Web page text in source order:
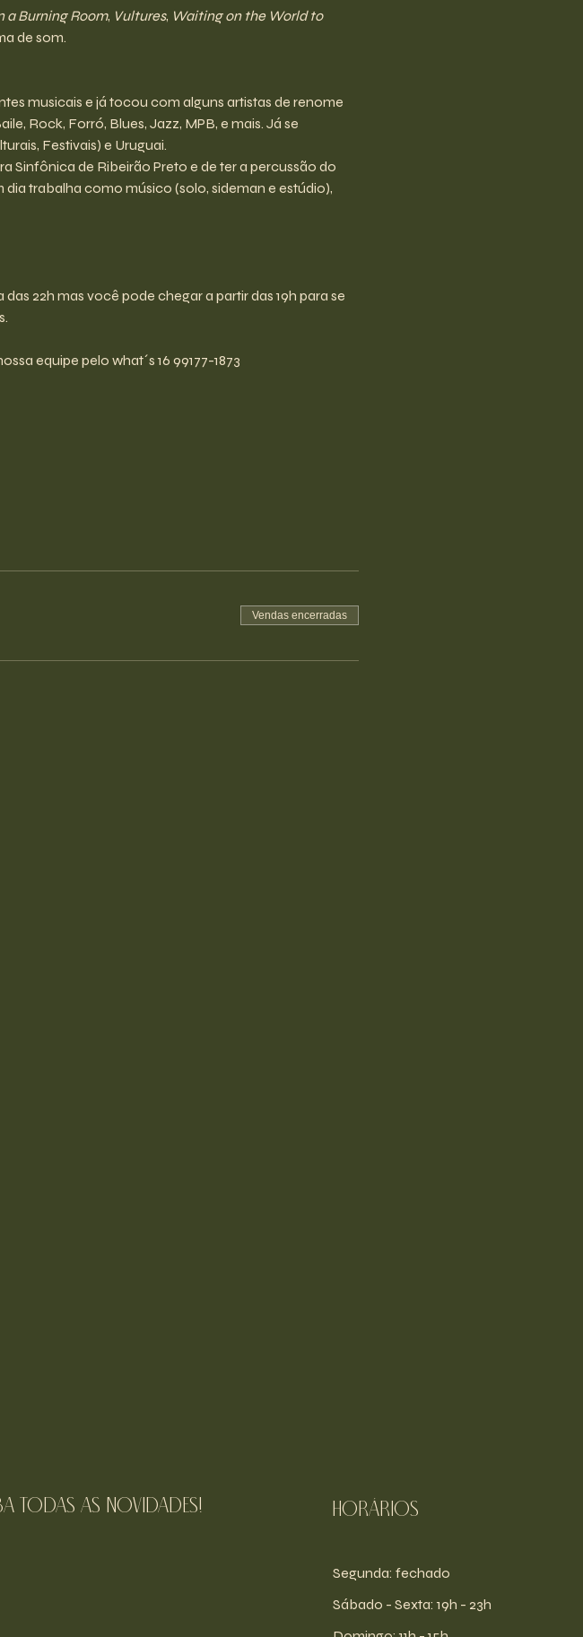
a Burning Room, Vultures, Waiting on the World to
de som.
musicais e já tocou com alguns artistas de renome
Rock, Forró, Blues, Jazz, MPB, e mais. Já se
Festivais) e Uruguai.
Sinfônica de Ribeirão Preto e de ter a percussão do
trabalha como músico (solo, sideman e estúdio),
22h mas você pode chegar a partir das 19h para se
equipe pelo what´s 16 99177-1873
Vendas encerradas
todas as novidades! Horários
Segunda: fechado
​​Sábado - Sexta: 19h - 23h